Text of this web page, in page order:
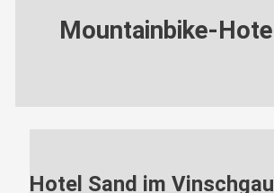
Mountainbike-Hotel
Hotel Sand im Vinschgau